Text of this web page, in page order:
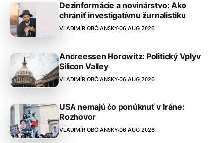
Dezinformácie a novinárstvo: Ako
chrániť investigatívnu žurnalistiku
VLADIMÍR OBČIANSKY 06 AUG 2026
Andreessen Horowitz: Politický Vplyv
Silicon Valley
VLADIMÍR OBČIANSKY 06 AUG 2026
USA nemajú čo ponúknuť v Iráne:
Rozhovor
VLADIMÍR OBČIANSKY 06 AUG 2026